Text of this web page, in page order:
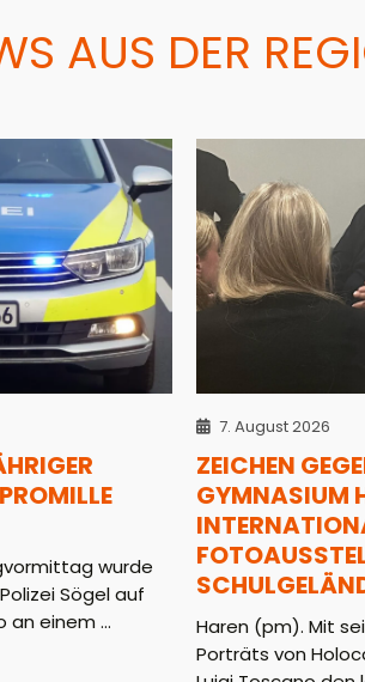
AUS DER
wurde
Sögel auf
an einem ...
7. August 2026
ZEICHEN
GYMNASIUM
Haren (pm). Mit
Porträts von